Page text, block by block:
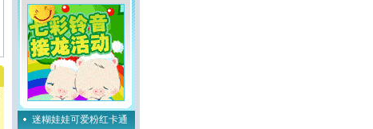
迷糊娃娃可爱粉红卡通